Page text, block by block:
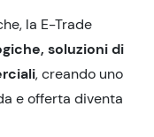
la E-Trade
soluzioni di
, creando uno
e offerta diventa